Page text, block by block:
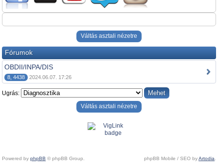
Váltás asztali nézetre
Fórumok
OBDII/INPA/DIS
8, 4438 2024.06.07. 17:26
Ugrás:
Váltás asztali nézetre
Powered by phpBB © phpBB Group. phpBB Mobile / SEO byArtodia.